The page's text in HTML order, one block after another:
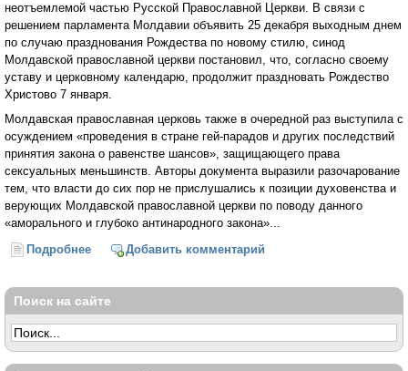
неотъемлемой частью Русской Православной Церкви. В связи с
решением парламента Молдавии объявить 25 декабря выходным днем
по случаю празднования Рождества по новому стилю, синод
Молдавской православной церкви постановил, что, согласно своему
уставу и церковному календарю, продолжит праздновать Рождество
Христово 7 января.
Молдавская православная церковь также в очередной раз выступила с
осуждением «проведения в стране гей-парадов и других последствий
принятия закона о равенстве шансов», защищающего права
сексуальных меньшинств. Авторы документа выразили разочарование
тем, что власти до сих пор не прислушались к позиции духовенства и
верующих Молдавской православной церкви по поводу данного
«аморального и глубоко антинародного закона»...
Подробнее о ЕС — пример существования без Бога.
Добавить комментарий
Поиск на сайте